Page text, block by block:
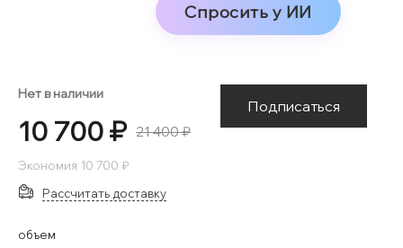
Спросить у ИИ
Нет в наличии
10 700 ₽ 21 400 ₽
Экономия 10 700 ₽
Подписаться
Рассчитать доставку
объем